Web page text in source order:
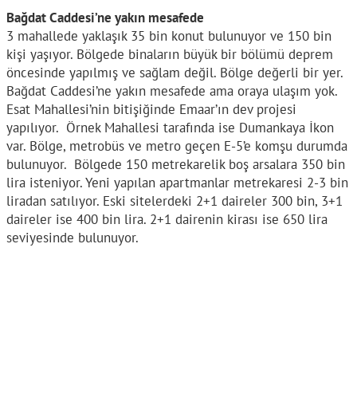
Bağdat Caddesi’ne yakın mesafede
3 mahallede yaklaşık 35 bin konut bulunuyor ve 150 bin
kişi yaşıyor. Bölgede binaların büyük bir bölümü deprem
öncesinde yapılmış ve sağlam değil. Bölge değerli bir yer.
Bağdat Caddesi’ne yakın mesafede ama oraya ulaşım yok.
Esat Mahallesi’nin bitişiğinde Emaar’ın dev projesi
yapılıyor. Örnek Mahallesi tarafında ise Dumankaya İkon
var. Bölge, metrobüs ve metro geçen E-5’e komşu durumda
bulunuyor. Bölgede 150 metrekarelik boş arsalara 350 bin
lira isteniyor. Yeni yapılan apartmanlar metrekaresi 2-3 bin
liradan satılıyor. Eski sitelerdeki 2+1 daireler 300 bin, 3+1
daireler ise 400 bin lira. 2+1 dairenin kirası ise 650 lira
seviyesinde bulunuyor.